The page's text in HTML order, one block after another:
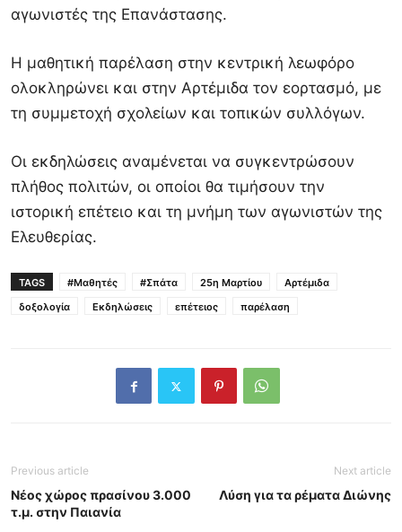
αγωνιστές της Επανάστασης.
Η μαθητική παρέλαση στην κεντρική λεωφόρο
ολοκληρώνει και στην Αρτέμιδα τον εορτασμό, με
τη συμμετοχή σχολείων και τοπικών συλλόγων.
Οι εκδηλώσεις αναμένεται να συγκεντρώσουν
πλήθος πολιτών, οι οποίοι θα τιμήσουν την
ιστορική επέτειο και τη μνήμη των αγωνιστών της
Ελευθερίας.
TAGS #Μαθητές #Σπάτα 25η Μαρτίου
Αρτέμιδα
δοξολογία
Εκδηλώσεις επέτειος παρέλαση
Previous article
Νέος χώρος πρασίνου 3.000
τ.μ. στην Παιανία
Next article
Λύση για τα ρέματα Διώνης